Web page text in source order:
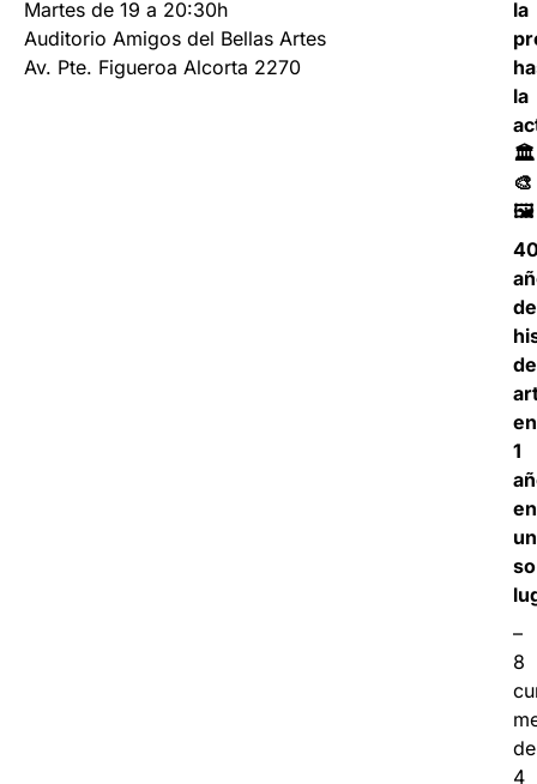
Martes de 19 a 20:30h
Auditorio Amigos del Bellas Artes
Av. Pte. Figueroa Alcorta 2270
la
la
🏛️
🎨
🖼️
de
en
1
en
un
–
8
de
4